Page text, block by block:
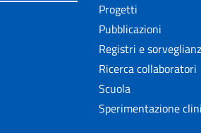
Progetti
Pubblicazioni
Registri e
Ricerca collaboratori
Scuola
Sperimentazione